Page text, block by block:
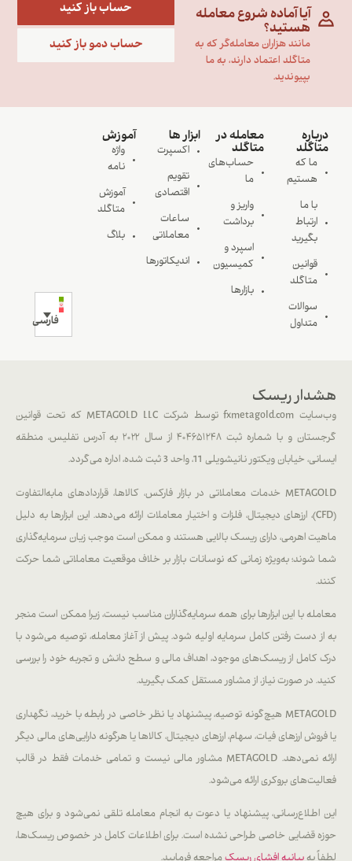
آیا آماده شروع معامله
هستید؟
مانند هزاران معامله‌گر که به
متاگلد اعتماد دارند، به ما
بپیوندید.
حساب باز کنید
حساب دمو باز کنید
درباره
متاگلد
ما که
هستیم
با ما
ارتباط
بگیرید
قوانین
متاگلد
سوالات
متداول
معامله در
متاگلد
حساب‌های
ما
واریز و
برداشت
اسپرد و
کمیسیون
بازارها
ابزار ها
اکسپرت
تقویم
اقتصادی
ساعات
معاملاتی
اندیکاتورها
آموزش
واژه
نامه
آموزش
متاگلد
بلاگ
فارسی
هشدار ریسک
وب‌سایت fxmetagold.com توسط شرکت METAGOLD LLC که تحت قوانین
گرجستان و با شماره ثبت ۴۰۴۶۵۱۲۴۸ از سال ۲۰۲۲ به آدرس تفلیس، منطقه
ایسانی، خیابان ویکتور نانیشویلی 11، واحد 3 ثبت شده، اداره می‌گردد.
METAGOLD خدمات معاملاتی در بازار فارکس، کالاها، قراردادهای مابه‌التفاوت
(CFD)، ارزهای دیجیتال، فلزات و اختیار معاملات ارائه می‌دهد. این ابزارها به دلیل
ماهیت اهرمی، دارای ریسک بالایی هستند و ممکن است موجب زیان سرمایه‌گذاری
شما شوند؛ به‌ویژه زمانی که نوسانات بازار بر خلاف موقعیت معاملاتی شما حرکت
کنند.
معامله با این ابزارها برای همه سرمایه‌گذاران مناسب نیست، زیرا ممکن است منجر
به از دست رفتن کامل سرمایه اولیه شود. پیش از آغاز معامله، توصیه می‌شود با
درک کامل از ریسک‌های موجود، اهداف مالی و سطح دانش و تجربه خود را بررسی
کنید. در صورت نیاز، از مشاور مستقل کمک بگیرید.
METAGOLD هیچ‌گونه توصیه، پیشنهاد یا نظر خاصی در رابطه با خرید، نگهداری
یا فروش ارزهای فیات، سهام، ارزهای دیجیتال، کالاها یا هرگونه دارایی‌های مالی دیگر
ارائه نمی‌دهد. METAGOLD مشاور مالی نیست و تمامی خدمات فقط در قالب
فعالیت‌های بروکری ارائه می‌شود.
این اطلاع‌رسانی، پیشنهاد یا دعوت به انجام معامله تلقی نمی‌شود و برای هیچ
حوزه قضایی خاصی طراحی نشده است. برای اطلاعات کامل در خصوص ریسک‌ها،